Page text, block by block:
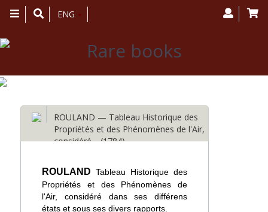
Toggle
navigation
ENG
ROULAND — Tableau Historique des
Propriétés et des Phénomènes de l'Air,
considéré… (1784)
ROULAND Tableau Historique des
Propriétés et des Phénomènes de
l'Air, considéré dans ses différens
états et sous ses divers rapports.